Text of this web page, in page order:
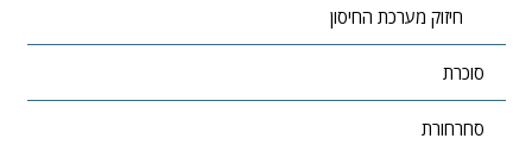
חיזוק מערכת החיסון
סוכרת
סחרחורת